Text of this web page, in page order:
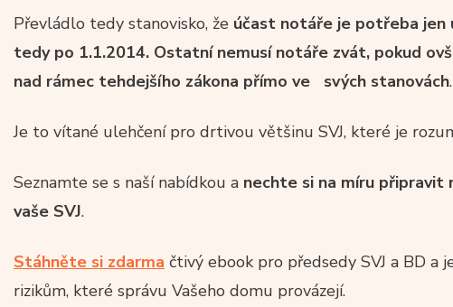
Převládlo tedy stanovisko, že účast notáře je potřeba jen
tedy po 1.1.2014. Ostatní nemusí notáře zvát, pokud
nad rámec tehdejšího zákona přímo ve svých stanovách.
Je to vítané ulehčení pro drtivou většinu SVJ, které je
Seznamte se s naší nabídkou a nechte si na míru
vaše SVJ.
Stáhněte si zdarma čtivý ebook pro předsedy SVJ a BD a
rizikům, které správu Vašeho domu provázejí.